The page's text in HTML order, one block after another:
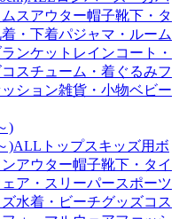
スアウター帽子靴下・タ
着・下着パジャマ・ルーム
ンケット レインコート・
コスチューム・着ぐるみフ
ション雑貨・小物ベビー
)
)ALL トップスキッズ用ボ
アウター帽子靴下・タイ
ア・スリーパースポーツ
水着・ビーチグッズコス